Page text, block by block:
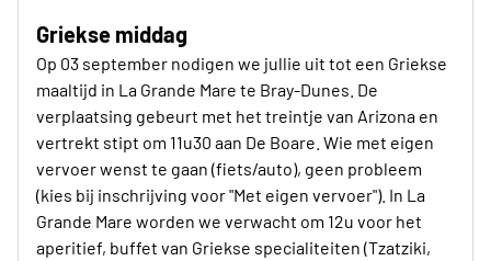
Griekse middag
Op 03 september nodigen we jullie uit tot een Griekse
maaltijd in La Grande Mare te Bray-Dunes. De
verplaatsing gebeurt met het treintje van Arizona en
vertrekt stipt om 11u30 aan De Boare. Wie met eigen
vervoer wenst te gaan (fiets/auto), geen probleem
(kies bij inschrijving voor "Met eigen vervoer"). In La
Grande Mare worden we verwacht om 12u voor het
aperitief, buffet van Griekse specialiteiten (Tzatziki,